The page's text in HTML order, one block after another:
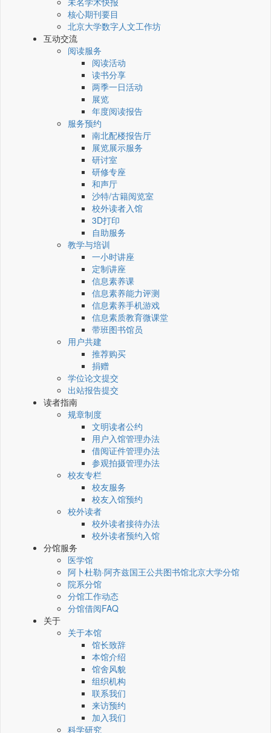
核心期刊要目
北京大学数字人文工作坊
互动交流
阅读服务
阅读活动
读书分享
两季一日活动
展览
年度阅读报告
服务预约
南北配楼报告厅
展览展示服务
研讨室
研修专座
和声厅
沙特/古籍阅览室
校外读者入馆
3D打印
自助服务
教学与培训
一小时讲座
定制讲座
信息素养课
信息素养能力评测
信息素养手机游戏
信息素质教育微课堂
带班图书馆员
用户共建
推荐购买
捐赠
学位论文提交
出站报告提交
读者指南
规章制度
文明读者公约
用户入馆管理办法
借阅证件管理办法
参观拍摄管理办法
校友专栏
校友服务
校友入馆预约
校外读者
校外读者接待办法
校外读者预约入馆
分馆服务
医学馆
阿卜杜勒·阿齐兹国王公共图书馆北京大学分馆
院系分馆
分馆工作动态
分馆借阅FAQ
关于
关于本馆
馆长致辞
本馆介绍
馆舍风貌
组织机构
联系我们
来访预约
加入我们
科学研究